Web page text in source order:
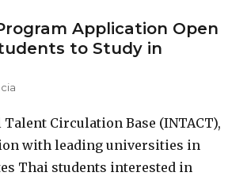
Application Open
to Study in
cia
Circulation Base (INTACT),
with leading universities in
Thai students interested in